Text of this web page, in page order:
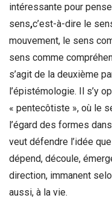
intéressante pour
sens,c’est-à-dire le
mouvement, le sens
sens comme
s’agit de la deuxième
l’épistémologie. Il s’y
« pentecôtiste », où le
l’égard des formes
veut défendre l’idée
dépend, découle,
direction, immanent
aussi, à la vie.